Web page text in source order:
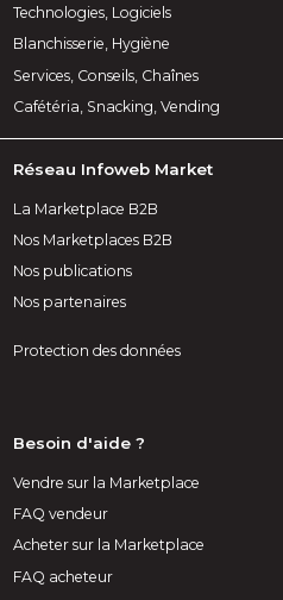
Technologies, Logiciels
Blanchisserie, Hygiène
Services, Conseils, Chaînes
Cafétéria, Snacking, Vending
Réseau Infoweb Market
La Marketplace B2B
Nos Marketplaces B2B
Nos publications
Nos partenaires
Protection des données
Besoin d'aide ?
Vendre sur la Marketplace
FAQ vendeur
Acheter sur la Marketplace
FAQ acheteur